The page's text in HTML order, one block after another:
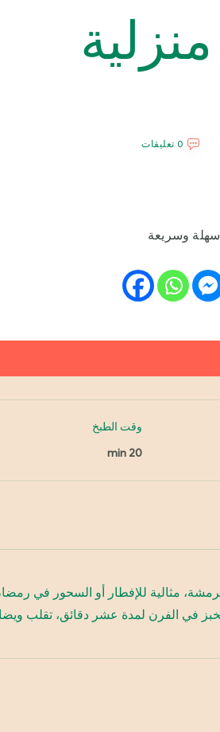
0 تعليقات
وسريعة
وقت الطبخ
20 min
مثالية للإفطار أو السحور في
في الفرن لمدة عشر دقائق، تقلب